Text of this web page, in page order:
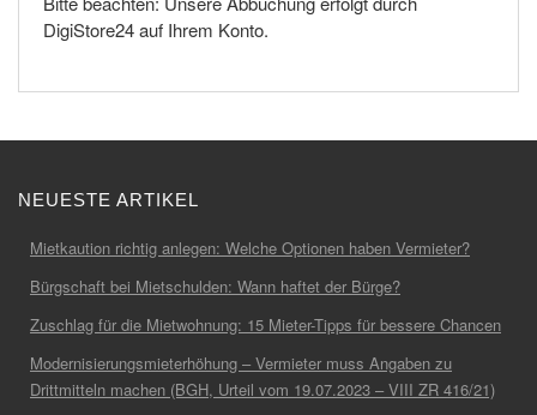
DigiStore24 auf Ihrem Konto.
NEUESTE ARTIKEL
Mietkaution richtig anlegen: Welche Optionen haben Vermieter?
Bürgschaft bei Mietschulden: Wann haftet der Bürge?
Zuschlag für die Mietwohnung: 15 Mieter-Tipps für bessere Chancen
Modernisierungsmieterhöhung – Vermieter muss Angaben zu
Drittmitteln machen (BGH, Urteil vom 19.07.2023 – VIII ZR 416/21)